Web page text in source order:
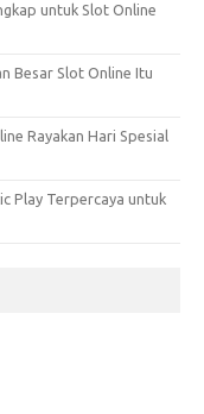
untuk Slot Online
Besar Slot Online Itu
Rayakan Hari Spesial
Play Terpercaya untuk